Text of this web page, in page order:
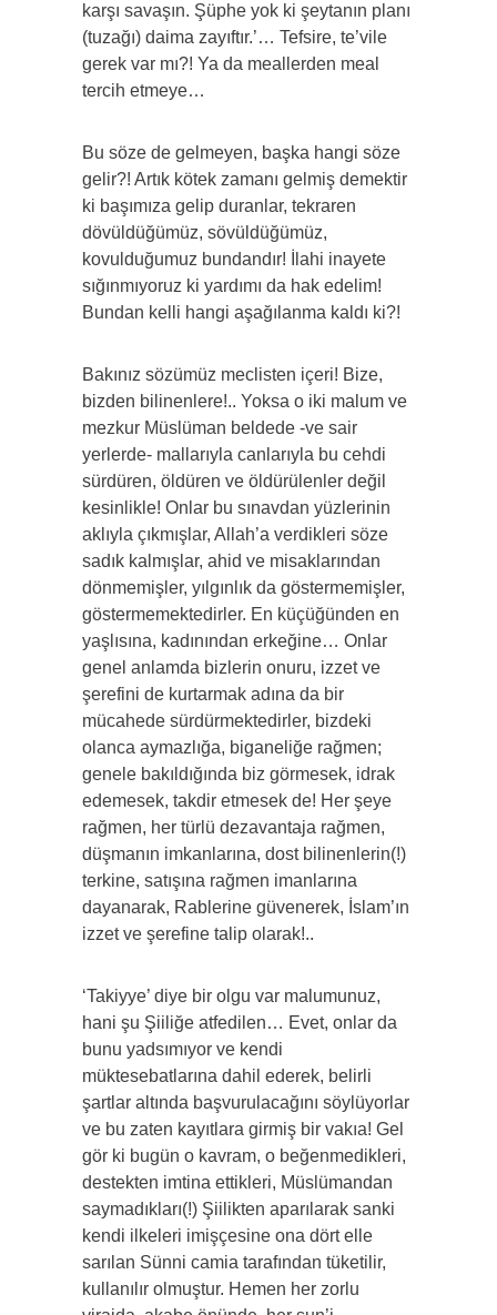
karşı savaşın. Şüphe yok ki şeytanın planı
(tuzağı) daima zayıftır.’… Tefsire, te’vile
gerek var mı?! Ya da meallerden meal
tercih etmeye…
Bu söze de gelmeyen, başka hangi söze
gelir?! Artık kötek zamanı gelmiş demektir
ki başımıza gelip duranlar, tekraren
dövüldüğümüz, sövüldüğümüz,
kovulduğumuz bundandır! İlahi inayete
sığınmıyoruz ki yardımı da hak edelim!
Bundan kelli hangi aşağılanma kaldı ki?!
Bakınız sözümüz meclisten içeri! Bize,
bizden bilinenlere!.. Yoksa o iki malum ve
mezkur Müslüman beldede -ve sair
yerlerde- mallarıyla canlarıyla bu cehdi
sürdüren, öldüren ve öldürülenler değil
kesinlikle! Onlar bu sınavdan yüzlerinin
aklıyla çıkmışlar, Allah’a verdikleri söze
sadık kalmışlar, ahid ve misaklarından
dönmemişler, yılgınlık da göstermemişler,
göstermemektedirler. En küçüğünden en
yaşlısına, kadınından erkeğine… Onlar
genel anlamda bizlerin onuru, izzet ve
şerefini de kurtarmak adına da bir
mücahede sürdürmektedirler, bizdeki
olanca aymazlığa, biganeliğe rağmen;
genele bakıldığında biz görmesek, idrak
edemesek, takdir etmesek de! Her şeye
rağmen, her türlü dezavantaja rağmen,
düşmanın imkanlarına, dost bilinenlerin(!)
terkine, satışına rağmen imanlarına
dayanarak, Rablerine güvenerek, İslam’ın
izzet ve şerefine talip olarak!..
‘Takiyye’ diye bir olgu var malumunuz,
hani şu Şiiliğe atfedilen… Evet, onlar da
bunu yadsımıyor ve kendi
müktesebatlarına dahil ederek, belirli
şartlar altında başvurulacağını söylüyorlar
ve bu zaten kayıtlara girmiş bir vakıa! Gel
gör ki bugün o kavram, o beğenmedikleri,
destekten imtina ettikleri, Müslümandan
saymadıkları(!) Şiilikten aparılarak sanki
kendi ilkeleri imişçesine ona dört elle
sarılan Sünni camia tarafından tüketilir,
kullanılır olmuştur. Hemen her zorlu